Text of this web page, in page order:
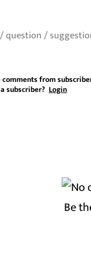
comments from
subscriber? Login
Be